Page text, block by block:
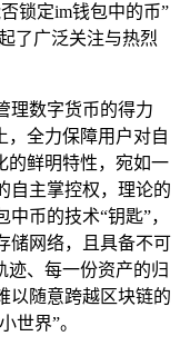
锁定im钱包中的币”
了广泛关注与热烈
理数字货币的得力
，全力保障用户对自
的鲜明特性，宛如一
自主掌控权，理论的
币的技术“钥匙”，
储网络，且具备不可
迹、每一份资产的归
以随意跨越区块链的
世界”。